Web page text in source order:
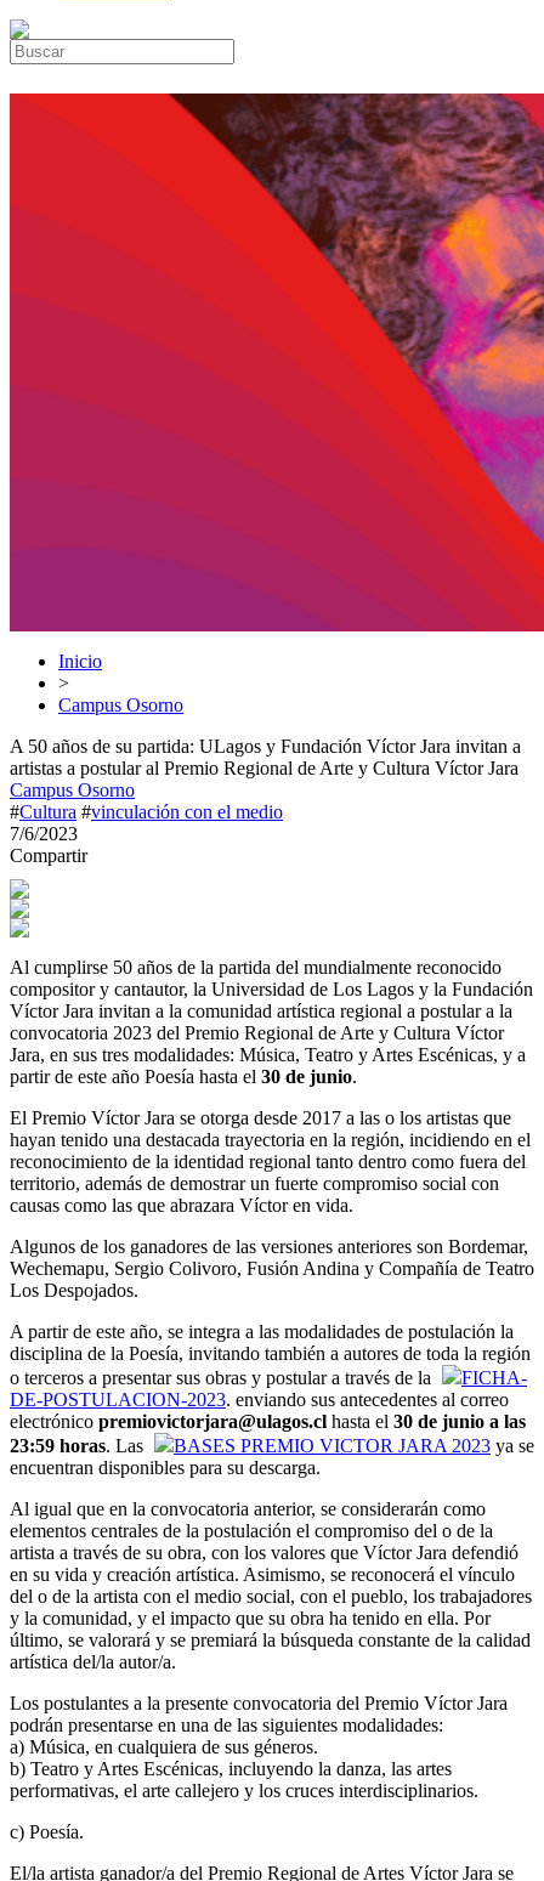
Inicio
>
Campus Osorno
A 50 años de su partida: ULagos y Fundación Víctor Jara invitan a
artistas a postular al Premio Regional de Arte y Cultura Víctor Jara
Campus Osorno
#Cultura #vinculación con el medio
7/6/2023
Compartir
Al cumplirse 50 años de la partida del mundialmente reconocido
compositor y cantautor, la Universidad de Los Lagos y la Fundación
Víctor Jara invitan a la comunidad artística regional a postular a la
convocatoria 2023 del Premio Regional de Arte y Cultura Víctor
Jara, en sus tres modalidades: Música, Teatro y Artes Escénicas, y a
partir de este año Poesía hasta el 30 de junio.
El Premio Víctor Jara se otorga desde 2017 a las o los artistas que
hayan tenido una destacada trayectoria en la región, incidiendo en el
reconocimiento de la identidad regional tanto dentro como fuera del
territorio, además de demostrar un fuerte compromiso social con
causas como las que abrazara Víctor en vida.
Algunos de los ganadores de las versiones anteriores son Bordemar,
Wechemapu, Sergio Colivoro, Fusión Andina y Compañía de Teatro
Los Despojados.
A partir de este año, se integra a las modalidades de postulación la
disciplina de la Poesía, invitando también a autores de toda la región
o terceros a presentar sus obras y postular a través de la
FICHA-
DE-POSTULACION-2023. enviando sus antecedentes al correo
electrónico premiovictorjara@ulagos.cl hasta el 30 de junio a las
23:59 horas. Las BASES PREMIO VICTOR JARA 2023 ya se
encuentran disponibles para su descarga.
Al igual que en la convocatoria anterior, se considerarán como
elementos centrales de la postulación el compromiso del o de la
artista a través de su obra, con los valores que Víctor Jara defendió
en su vida y creación artística. Asimismo, se reconocerá el vínculo
del o de la artista con el medio social, con el pueblo, los trabajadores
y la comunidad, y el impacto que su obra ha tenido en ella. Por
último, se valorará y se premiará la búsqueda constante de la calidad
artística del/la autor/a.
Los postulantes a la presente convocatoria del Premio Víctor Jara
podrán presentarse en una de las siguientes modalidades:
a) Música, en cualquiera de sus géneros.
b) Teatro y Artes Escénicas, incluyendo la danza, las artes
performativas, el arte callejero y los cruces interdisciplinarios.
c) Poesía.
El/la artista ganador/a del Premio Regional de Artes Víctor Jara se